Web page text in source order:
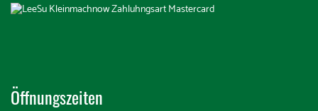
Öffnungszeiten